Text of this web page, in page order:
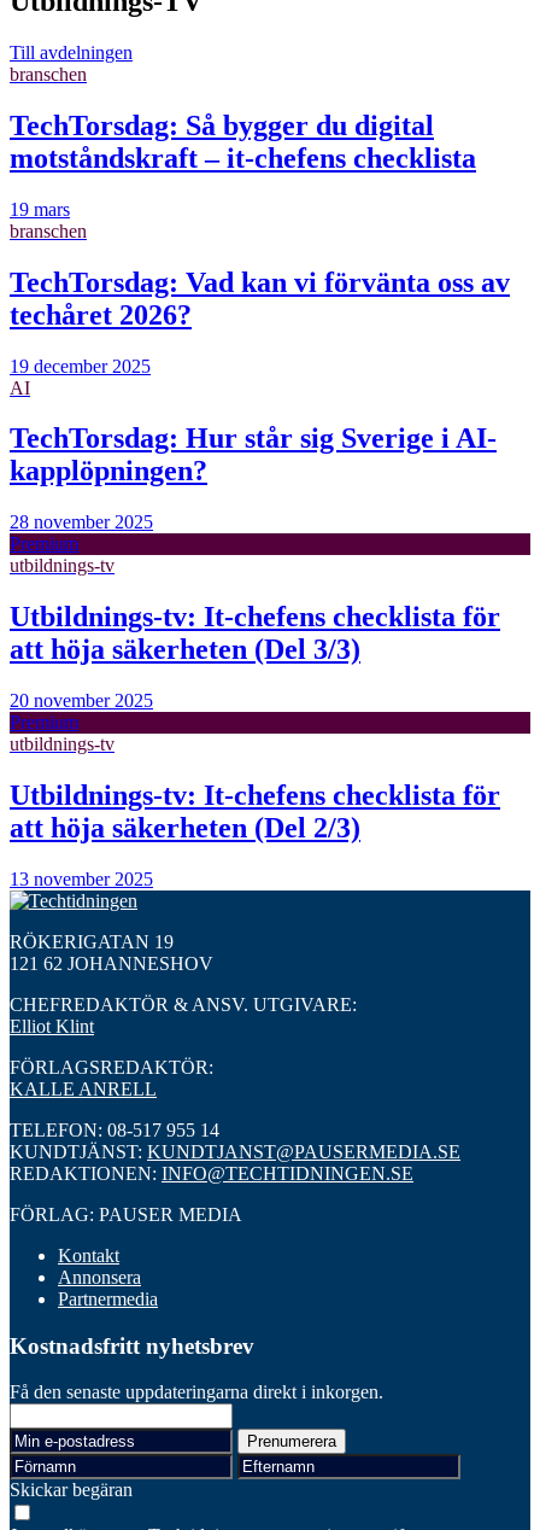
Till avdelningen
branschen
TechTorsdag: Så bygger du digital
motståndskraft – it-chefens checklista
19 mars
branschen
TechTorsdag: Vad kan vi förvänta oss av
techåret 2026?
19 december 2025
AI
TechTorsdag: Hur står sig Sverige i AI-
kapplöpningen?
28 november 2025
Premium
utbildnings-tv
Utbildnings-tv: It-chefens checklista för
att höja säkerheten (Del 3/3)
20 november 2025
Premium
utbildnings-tv
Utbildnings-tv: It-chefens checklista för
att höja säkerheten (Del 2/3)
13 november 2025
RÖKERIGATAN 19
121 62 JOHANNESHOV
CHEFREDAKTÖR & ANSV. UTGIVARE:
Elliot Klint
FÖRLAGSREDAKTÖR:
KALLE ANRELL
TELEFON: 08-517 955 14
KUNDTJÄNST: KUNDTJANST@PAUSERMEDIA.SE
REDAKTIONEN: INFO@TECHTIDNINGEN.SE
FÖRLAG: PAUSER MEDIA
Kontakt
Annonsera
Partnermedia
Kostnadsfritt nyhetsbrev
Få den senaste uppdateringarna direkt i inkorgen.
Skickar begäran